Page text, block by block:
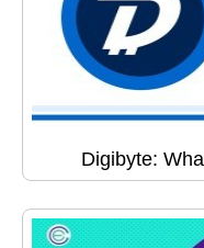
Digibyte: